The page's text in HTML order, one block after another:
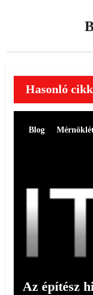
Hasonló
Blog
Az építész